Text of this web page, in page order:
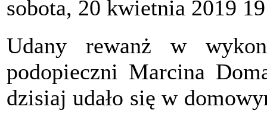
sobota, 20 kwietnia 2019
Udany rewanż w
podopieczni Marcina
dzisiaj udało się w